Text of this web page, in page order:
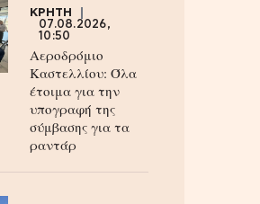
ΚΡΗΤΗ
07.08.2026,
10:50
Αεροδρόμιο
Καστελλίου: Όλα
έτοιμα για την
υπογραφή της
σύμβασης για τα
ραντάρ